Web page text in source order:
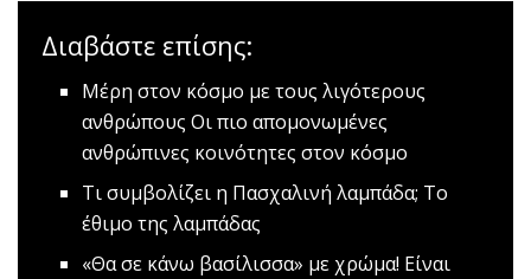
Διαβάστε επίσης:
Μέρη στον κόσμο με τους λιγότερους
ανθρώπους Oι πιο απομονωμένες
ανθρώπινες κοινότητες στον κόσμο
Τι συμβολίζει η Πασχαλινή λαμπάδα; Το
έθιμο της λαμπάδας
«Θα σε κάνω βασίλισσα» με χρώμα! Eίναι